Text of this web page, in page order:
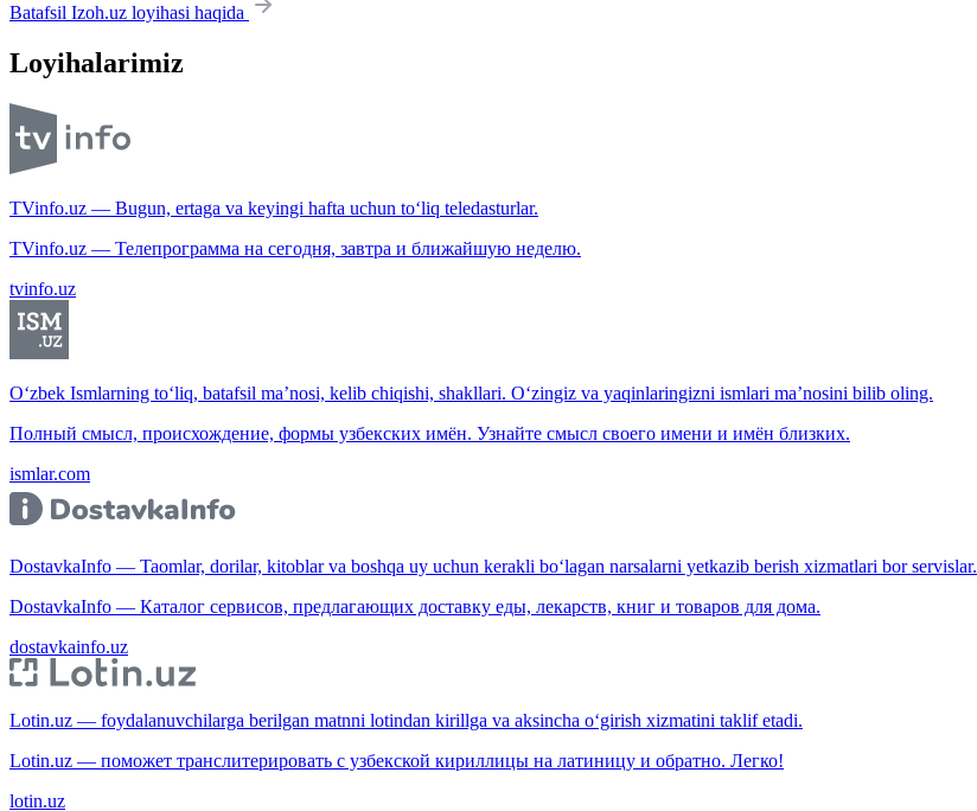
Batafsil Izoh.uz loyihasi haqida
Loyihalarimiz
TVinfo.uz — Bugun, ertaga va keyingi hafta uchun to‘liq teledasturlar.
TVinfo.uz — Телепрограмма на сегодня, завтра и ближайшую неделю.
tvinfo.uz
O‘zbek Ismlarning to‘liq, batafsil ma’nosi, kelib chiqishi, shakllari. O‘zingiz va yaqinlaringizni ismlari ma’nosini bilib oling.
Полный смысл, происхождение, формы узбекских имён. Узнайте смысл своего имени и имён близких.
ismlar.com
DostavkaInfo — Taomlar, dorilar, kitoblar va boshqa uy uchun kerakli bo‘lagan narsalarni yetkazib berish xizmatlari bor servislar.
DostavkaInfo — Каталог сервисов, предлагающих доставку еды, лекарств, книг и товаров для дома.
dostavkainfo.uz
Lotin.uz — foydalanuvchilarga berilgan matnni lotindan kirillga va aksincha o‘girish xizmatini taklif etadi.
Lotin.uz — поможет транслитерировать с узбекской кириллицы на латиницу и обратно. Легко!
lotin.uz